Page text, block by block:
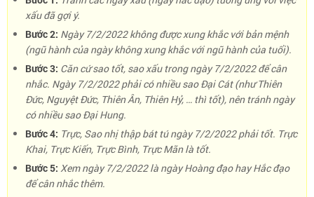
xấu đã gợi ý.
Bước 2: Ngày 7/2/2022 không được xung khắc với bản mệnh
(ngũ hành của ngày không xung khắc với ngũ hành của tuổi).
Bước 3: Căn cứ sao tốt, sao xấu trong ngày 7/2/2022 để cân
nhắc. Ngày 7/2/2022 phải có nhiều sao Đại Cát (như Thiên
Đức, Nguyệt Đức, Thiên Ân, Thiên Hỷ, … thì tốt), nên tránh ngày
có nhiều sao Đại Hung.
Bước 4: Trực, Sao nhị thập bát tú ngày 7/2/2022 phải tốt. Trực
Khai, Trực Kiến, Trực Bình, Trực Mãn là tốt.
Bước 5: Xem ngày 7/2/2022 là ngày Hoàng đạo hay Hắc đạo
để cân nhắc thêm.